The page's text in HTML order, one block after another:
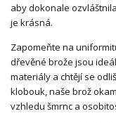
aby dokonale
je krásná.
Zapomeňte na
dřevěné brože jsou
materiály a chtějí se
klobouk, naše brož
vzhledu šmrnc a